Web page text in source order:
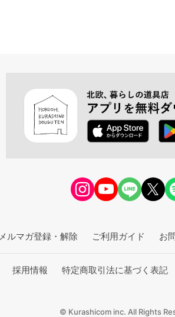
メルマガ登録・解除 ご利用ガイド お
採用情報 特定商取引法に基づく表記
© Kurashicom inc. All Rights